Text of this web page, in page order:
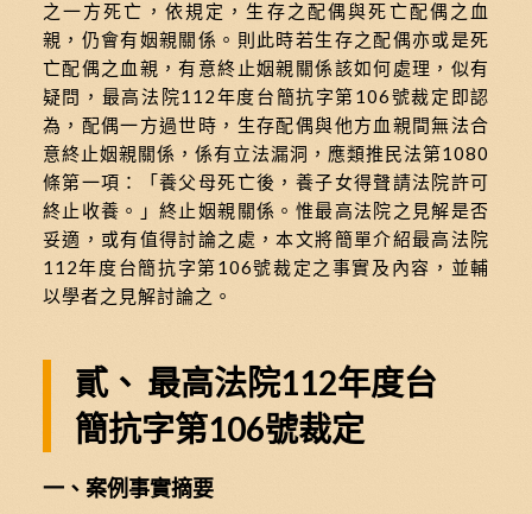
之一方死亡，依規定，生存之配偶與死亡配偶之血
親，仍會有姻親關係。則此時若生存之配偶亦或是死
亡配偶之血親，有意終止姻親關係該如何處理，似有
疑問，最高法院112年度台簡抗字第106號裁定即認
為，配偶一方過世時，生存配偶與他方血親間無法合
意終止姻親關係，係有立法漏洞，應類推民法第1080
條第一項：「養父母死亡後，養子女得聲請法院許可
終止收養。」終止姻親關係。惟最高法院之見解是否
妥適，或有值得討論之處，本文將簡單介紹最高法院
112年度台簡抗字第106號裁定之事實及內容，並輔
以學者之見解討論之。
貳、 最高法院112年度台
簡抗字第106號裁定
一、案例事實摘要